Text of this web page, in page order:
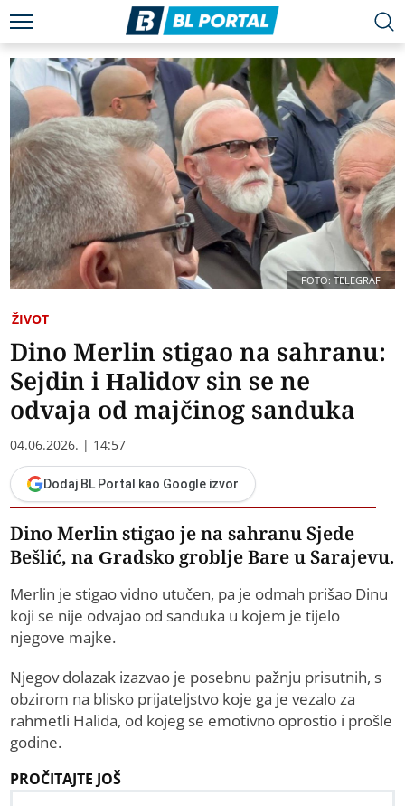
FOTO: TELEGRAF
ŽIVOT
Dino Merlin stigao na sahranu:
Sejdin i Halidov sin se ne
odvaja od majčinog sanduka
04.06.2026. | 14:57
Dodaj BL Portal kao Google izvor
Dino Merlin stigao je na sahranu Sjede
Bešlić, na Gradsko groblje Bare u Sarajevu.
Merlin je stigao vidno utučen, pa je odmah prišao Dinu
koji se nije odvajao od sanduka u kojem je tijelo
njegove majke.
Njegov dolazak izazvao je posebnu pažnju prisutnih, s
obzirom na blisko prijateljstvo koje ga je vezalo za
rahmetli Halida, od kojeg se emotivno oprostio i prošle
godine.
PROČITAJTE JOŠ